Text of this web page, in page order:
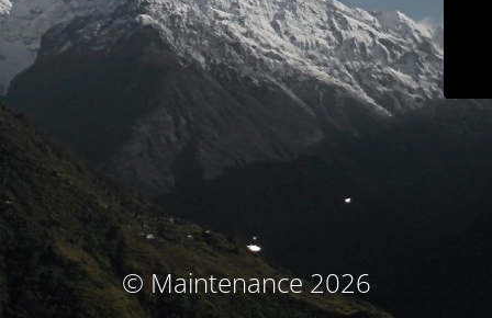
© Maintenance 2026